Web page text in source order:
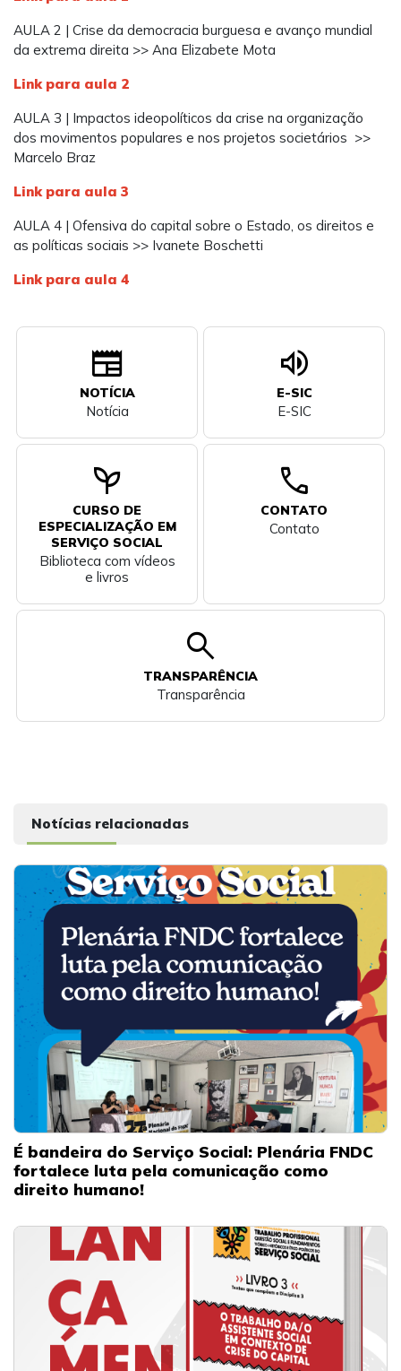
AULA 2 | Crise da democracia burguesa e avanço mundial
da extrema direita >> Ana Elizabete Mota
Link para aula 2
AULA 3 | Impactos ideopolíticos da crise na organização
dos movimentos populares e nos projetos societários >>
Marcelo Braz
Link para aula 3
AULA 4 | Ofensiva do capital sobre o Estado, os direitos e
as políticas sociais >> Ivanete Boschetti
Link para aula 4
newspaper
NOTÍCIA
Notícia
volume_up
E-SIC
E-SIC
psychiatry
CURSO DE
ESPECIALIZAÇÃO EM
SERVIÇO SOCIAL
Biblioteca com vídeos
e livros
call
CONTATO
Contato
search
TRANSPARÊNCIA
Transparência
Notícias relacionadas
É bandeira do Serviço Social: Plenária FNDC
fortalece luta pela comunicação como
direito humano!